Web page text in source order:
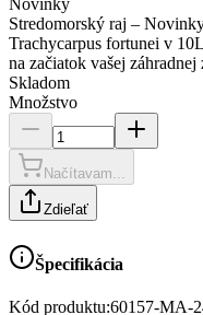
Stredomorský raj –
Trachycarpus fortunei v
na začiatok vašej
Skladom
Množstvo
Načítavam...
Zdieľať
Špecifikácia
Kód produktu:60157-MA-